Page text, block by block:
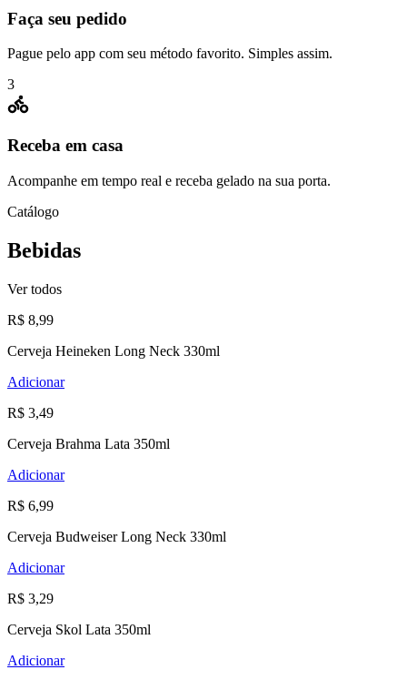
Faça seu pedido
Pague pelo app com seu método favorito. Simples assim.
3
Receba em casa
Acompanhe em tempo real e receba gelado na sua porta.
Catálogo
Bebidas
Ver todos
R$ 8,99
Cerveja Heineken Long Neck 330ml
Adicionar
R$ 3,49
Cerveja Brahma Lata 350ml
Adicionar
R$ 6,99
Cerveja Budweiser Long Neck 330ml
Adicionar
R$ 3,29
Cerveja Skol Lata 350ml
Adicionar